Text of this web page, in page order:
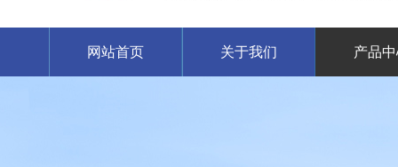
网站首页 关于我们 产品